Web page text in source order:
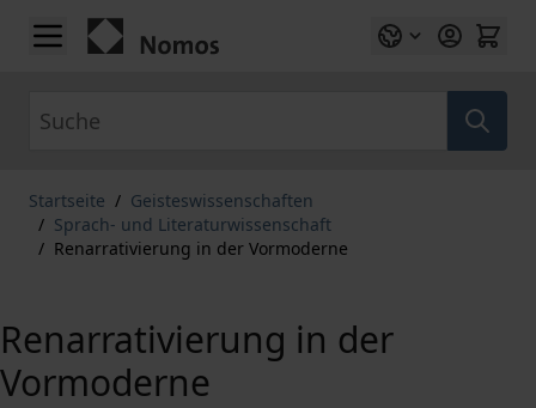
Zum Inhalt springen
Startseite / Geisteswissenschaften
/ Sprach- und Literaturwissenschaft
/ Renarrativierung in der Vormoderne
Renarrativierung in der
Vormoderne